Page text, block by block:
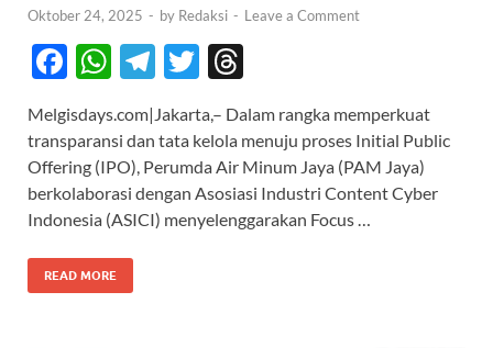
Oktober 24, 2025 - by Redaksi - Leave a Comment
F
e
b
o
o
k
W
at
s
A
p
p
T
e
gr
a
m
T
itt
er
e
a
ds
Melgisdays.com|Jakarta,– Dalam rangka memperkuat
transparansi dan tata kelola menuju proses Initial Public
Offering (IPO), Perumda Air Minum Jaya (PAM Jaya)
berkolaborasi dengan Asosiasi Industri Content Cyber
Indonesia (ASICI) menyelenggarakan Focus …
READ MORE